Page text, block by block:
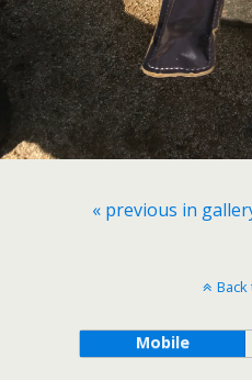
« previous in
Mobile